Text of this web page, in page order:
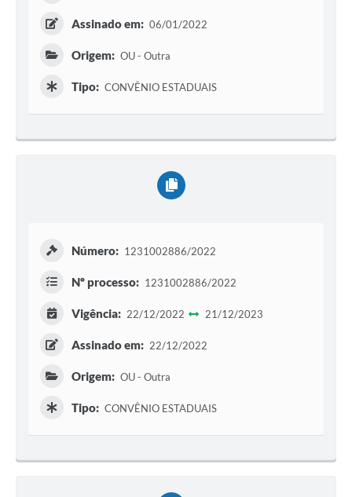
Assinado em: 06/01/2022
Origem: OU - Outra
Tipo: CONVÊNIO ESTADUAIS
Número: 1231002886/2022
Nº processo: 1231002886/2022
Vigência: 22/12/2022 21/12/2023
Assinado em: 22/12/2022
Origem: OU - Outra
Tipo: CONVÊNIO ESTADUAIS